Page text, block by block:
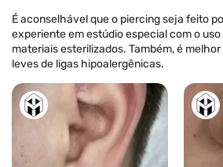
É aconselhável que o piercing seja feito
experiente em estúdio especial com o
materiais esterilizados. Também, é
leves de ligas hipoalergênicas.